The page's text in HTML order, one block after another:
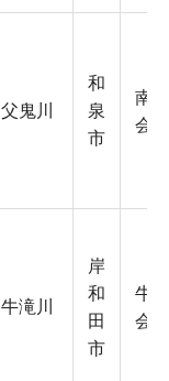
父鬼川
和
泉
市
南
会
牛滝川
岸
和
田
市
牛
会